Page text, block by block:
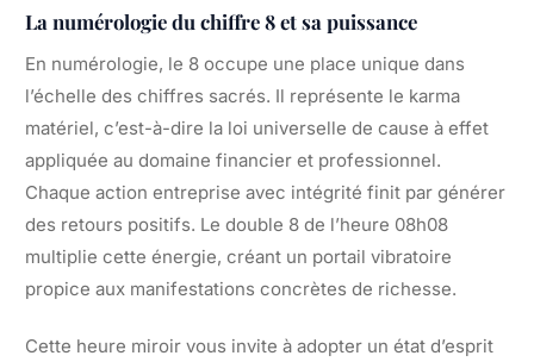
La numérologie du chiffre 8 et sa puissance
En numérologie, le 8 occupe une place unique dans
l’échelle des chiffres sacrés. Il représente le karma
matériel, c’est-à-dire la loi universelle de cause à effet
appliquée au domaine financier et professionnel.
Chaque action entreprise avec intégrité finit par générer
des retours positifs. Le double 8 de l’heure 08h08
multiplie cette énergie, créant un portail vibratoire
propice aux manifestations concrètes de richesse.
Cette heure miroir vous invite à adopter un état d’esprit